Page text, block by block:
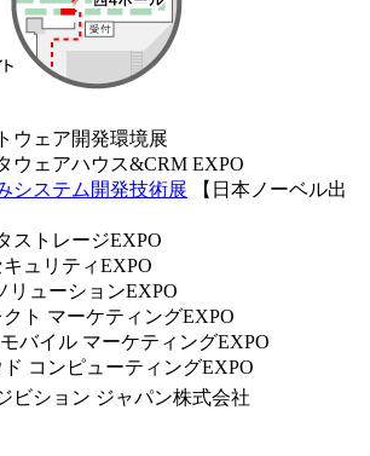
ウェア開発環境展
ウェアハウス&CRM EXPO
システム開発技術展
【日本ノーベル出
ストレージEXPO
ュリティEXPO
リューションEXPO
ト マーケティングEXPO
バイル マーケティングEXPO
コンピューティングEXPO
ビション ジャパン株式会社